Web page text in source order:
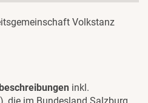
Volkstanz
inkl.